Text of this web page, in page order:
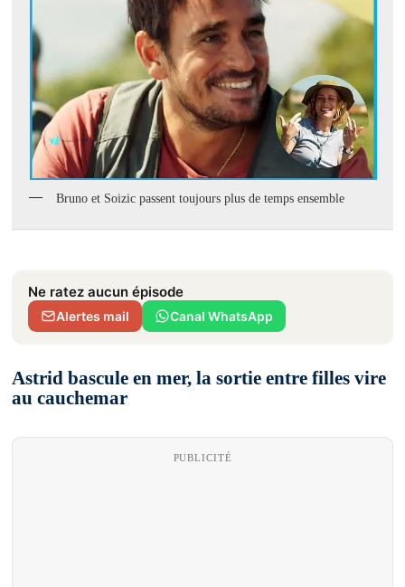
Bruno et Soizic passent toujours plus de temps ensemble
Ne ratez aucun épisode
Alertes mail Canal WhatsApp
Astrid bascule en mer, la sortie entre filles vire
au cauchemar
PUBLICITÉ